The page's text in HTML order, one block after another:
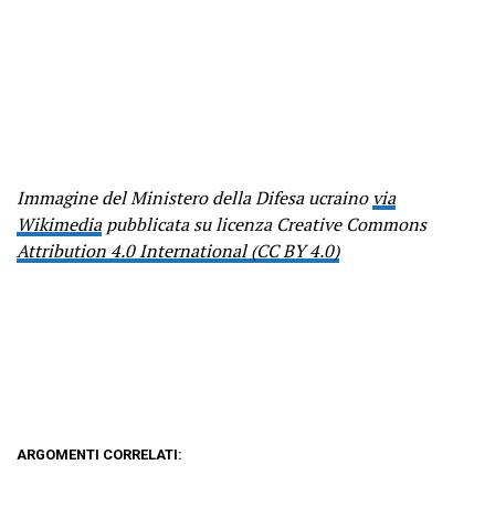
Immagine del Ministero della Difesa ucrainovia
Wikimediapubblicata su licenza Creative Commons
Attribution 4.0 International (CC BY 4.0)
ARGOMENTI CORRELATI: